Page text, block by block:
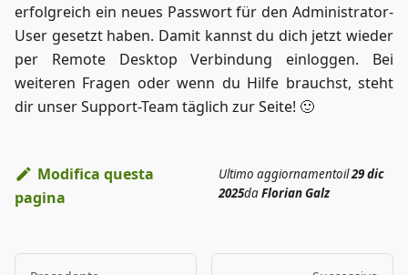
erfolgreich ein neues Passwort für den Administrator-
User gesetzt haben. Damit kannst du dich jetzt wieder
per Remote Desktop Verbindung einloggen. Bei
weiteren Fragen oder wenn du Hilfe brauchst, steht
dir unser Support-Team täglich zur Seite! 🙂
Modifica questa
pagina
Ultimo aggiornamentoil29 dic
2025daFlorian Galz